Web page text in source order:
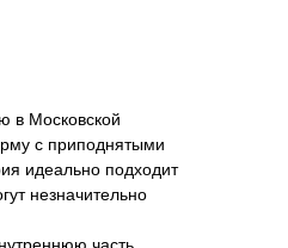
в Московской
с приподнятыми
идеально подходит
незначительно